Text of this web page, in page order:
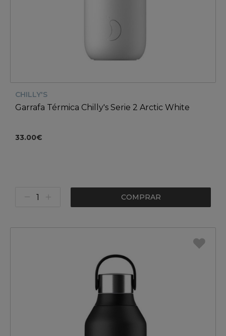
CHILLY'S
Garrafa Térmica Chilly's Serie 2 Arctic White
33.00€
COMPRAR